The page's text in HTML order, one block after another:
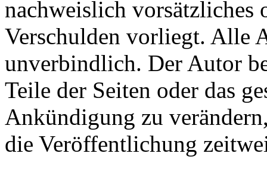
nachweislich vorsätzliches
Verschulden vorliegt. Alle
unverbindlich. Der Autor
Teile der Seiten oder das
Ankündigung zu
die Veröffentlichung